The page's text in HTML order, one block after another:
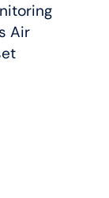
Air